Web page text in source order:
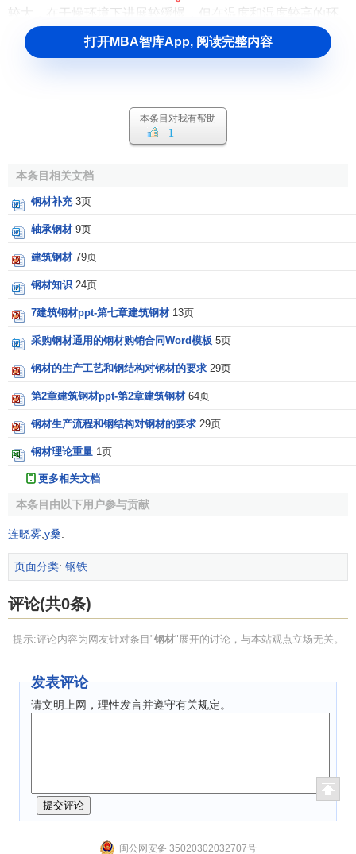
较大，在干燥环境下进展较缓慢，但在温度和湿度较高的环
境，这种腐蚀进展很快。
而发生的腐蚀，称为电化学腐蚀。由于钢材中不同成分的电
极电位不同，从而很容易形成电极的两个极。如钢材与潮湿
空气中的各种离子，这样便形成了电解质。通过一系列的物
理和化学作用，钢中的铁素体被氧化成氢氧化铁及氧化铁
实际工程中发生的腐蚀，主要是电化学腐蚀。
2．钢材锈蚀的防护
在实际工程中，钢材锈蚀的防护方法主要有三种。
1)保护膜法
利用保护膜使钢材与周围介质隔离，从而避免或减缓外
界腐蚀性介质对钢材的破坏作用。如在钢材的表面喷刷
料、搪瓷、塑料等；或以金属镀层作为保护膜，如锌、锡、
2)电化学保护法
根据发生腐蚀的具体原因，分为无电流保护法和外加电
流保护法。
无电流保护法也叫牺牲阳极法，是在钢铁结构上接一块
较钢铁更为活泼的金属，如锌、镁，因为锌、镁比钢铁的电
位低，锌、镁成为腐蚀电池的阳极而遭到破坏(牺牲阳极)，而
钢铁结构得到保护。这种方法对于那些不容易或不能覆盖保
护层的地方，如蒸汽锅炉、轮船外壳、地下管道、港工结
外加电流保护法是在钢铁结构附近，安放一些废钢铁或
其他难熔金属，如高硅铁及铅银合金，将外加直流电源的负
3)合金化
打开MBA智库App, 阅读完整内容
本条目对我有帮助
1
本条目相关文档
钢材补充 3页
轴承钢材 9页
建筑钢材 79页
钢材知识 24页
7建筑钢材ppt-第七章建筑钢材 13页
采购钢材通用的钢材购销合同Word模板 5页
钢材的生产工艺和钢结构对钢材的要求 29页
第2章建筑钢材ppt-第2章建筑钢材 64页
钢材生产流程和钢结构对钢材的要求 29页
钢材理论重量 1页
更多相关文档
本条目由以下用户参与贡献
连晓雾 y桑
页面分类: 钢铁
评论(共0条)
提示:评论内容为网友针对条目"钢材"展开的讨论，与本站观点立场无关。
发表评论
请文明上网，理性发言并遵守有关规定。
闽公网安备 35020302032707号